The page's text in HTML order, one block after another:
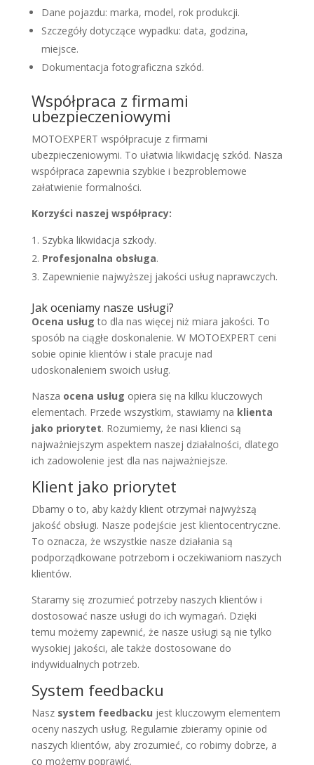
Dane pojazdu: marka, model, rok produkcji.
Szczegóły dotyczące wypadku: data, godzina,
miejsce.
Dokumentacja fotograficzna szkód.
Współpraca z firmami
ubezpieczeniowymi
MOTOEXPERT współpracuje z firmami
ubezpieczeniowymi. To ułatwia likwidację szkód. Nasza
współpraca zapewnia szybkie i bezproblemowe
załatwienie formalności.
Korzyści naszej współpracy:
Szybka likwidacja szkody.
Profesjonalna obsługa.
Zapewnienie najwyższej jakości usług naprawczych.
Jak oceniamy nasze usługi?
Ocena usług to dla nas więcej niż miara jakości. To
sposób na ciągłe doskonalenie. W MOTOEXPERT ceni
sobie opinie klientów i stale pracuje nad
udoskonaleniem swoich usług.
Nasza ocena usług opiera się na kilku kluczowych
elementach. Przede wszystkim, stawiamy na klienta
jako priorytet. Rozumiemy, że nasi klienci są
najważniejszym aspektem naszej działalności, dlatego
ich zadowolenie jest dla nas najważniejsze.
Klient jako priorytet
Dbamy o to, aby każdy klient otrzymał najwyższą
jakość obsługi. Nasze podejście jest klientocentryczne.
To oznacza, że wszystkie nasze działania są
podporządkowane potrzebom i oczekiwaniom naszych
klientów.
Staramy się zrozumieć potrzeby naszych klientów i
dostosować nasze usługi do ich wymagań. Dzięki
temu możemy zapewnić, że nasze usługi są nie tylko
wysokiej jakości, ale także dostosowane do
indywidualnych potrzeb.
System feedbacku
Nasz system feedbacku jest kluczowym elementem
oceny naszych usług. Regularnie zbieramy opinie od
naszych klientów, aby zrozumieć, co robimy dobrze, a
co możemy poprawić.